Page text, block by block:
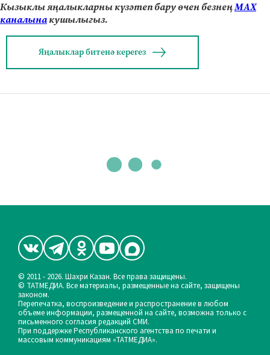
Кызыклы яңалыкларны күзәтеп бару өчен безнеңМАХ
каналынакушылыгыз.
Яңалыклар битенә керегез
© 2011 - 2026. Шахри Казан. Все права защищены.
© ТАТМЕДИА. Все материалы, размещенные на сайте, защищены
законом.
Перепечатка, воспроизведение и распространение в любом
объеме информации, размещенной на сайте, возможна только с
письменного согласия редакций СМИ.
При поддержке Республиканского агентства по печати и
массовым коммуникациям «ТАТМЕДИА».